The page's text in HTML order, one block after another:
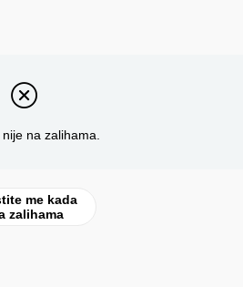
na zalihama.
me kada
zalihama